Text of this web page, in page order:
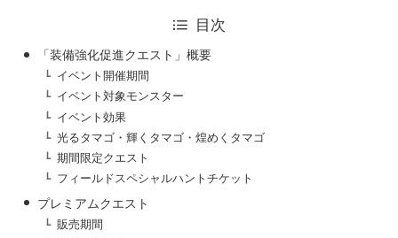
目次
「装備強化促進クエスト」概要
イベント開催期間
イベント対象モンスター
イベント効果
光るタマゴ・輝くタマゴ・煌めくタマゴ
期間限定クエスト
フィールドスペシャルハントチケット
プレミアムクエスト
販売期間